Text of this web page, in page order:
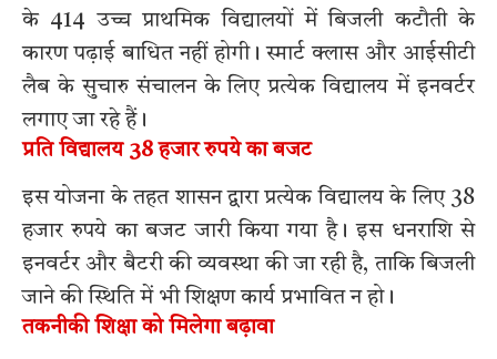
के 414 उच्च प्राथमिक विद्यालयों में बिजली कटौती के
कारण पढ़ाई बाधित नहीं होगी। स्मार्ट क्लास और आईसीटी
लैब के सुचारु संचालन के लिए प्रत्येक विद्यालय में इनवर्टर
लगाए जा रहे हैं।
प्रति विद्यालय 38 हजार रुपये का बजट
इस योजना के तहत शासन द्वारा प्रत्येक विद्यालय के लिए 38
हजार रुपये का बजट जारी किया गया है। इस धनराशि से
इनवर्टर और बैटरी की व्यवस्था की जा रही है, ताकि बिजली
जाने की स्थिति में भी शिक्षण कार्य प्रभावित न हो।
तकनीकी शिक्षा को मिलेगा बढ़ावा